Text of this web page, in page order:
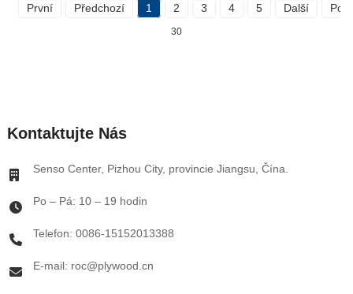
První Předchozí 1 2 3 4 5 Další
30
Kontaktujte Nás
Senso Center, Pizhou City, provincie Jiangsu, Čína.
Po – Pá: 10 – 19 hodin
Telefon: 0086-15152013388
E-mail: roc@plywood.cn